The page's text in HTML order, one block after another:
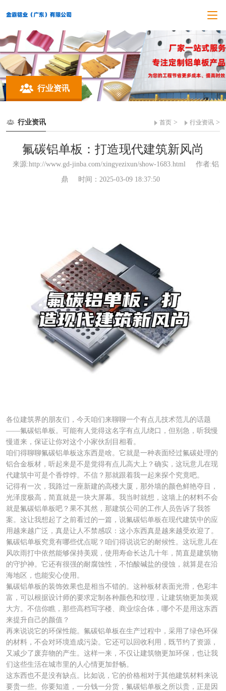
行业资讯
行业资讯 首页 > 行业资讯 >
氟碳铝单板：打造现代建筑新风尚
来源:http://www.gd-jinba.com/xingyezixun/show-1683.html
作者:铝
鼎
时间：2025-03-09 18:37:50
各位建筑界的朋友们，今天咱们来聊聊一个有点儿技术范儿的话题
——氟碳铝单板。可能有人觉得这名字有点儿绕口，但别急，听我慢
慢道来，保证让你对这个小家伙刮目相看。
咱们得聊聊氟碳铝单板这东西是啥。它就是一种表面经过氟碳处理的
铝合金板材，听起来是不是觉得有点儿高大上？确实，这玩意儿在现
代建筑中可是个香饽饽。不信？那就跟着我一起来探个究竟吧。
记得有一次，我路过一座新建的高楼大厦，那外墙的颜色鲜艳夺目，
光泽度极高，简直就是一块大屏幕。我当时就想，这墙上的材料不会
就是氟碳铝单板吧？果不其然，那建筑公司的工作人员告诉了我答
案。这让我想起了之前看过的一篇，说氟碳铝单板在现代建筑中的应
用越来越广泛，真是让人不禁感叹：这小东西真是越来越受欢迎了。
氟碳铝单板究竟有哪些优点呢？咱们得说说它的耐候性。这玩意儿在
风吹雨打中依然能够保持美观，使用寿命长达几十年，简直是建筑物
的守护神。它还有很强的耐腐蚀性，不怕酸碱盐的侵蚀，就算是在沿
海地区，也能安心使用。
氟碳铝单板的装饰效果也是相当不错的。这种板材表面光滑，色彩丰
富，可以根据设计师的要求定制各种颜色和纹理，让建筑物更加美观
大方。不信你瞧，那些高档写字楼、商业综合体，哪个不是用这东西
来提升自己的颜值？
再来说说它的环保性能。氟碳铝单板在生产过程中，采用了绿色环保
的材料，不会对环境造成污染。它还可以回收利用，既节约了资源，
又减少了废弃物的产生。这样一来，不仅让建筑物更加环保，也让我
们这些生活在城市里的人心情更加舒畅。
这东西也不是没有缺点。比如说，它的价格相对于其他建筑材料来说
要贵一些。你要知道，一分钱一分货，氟碳铝单板之所以贵，正是因